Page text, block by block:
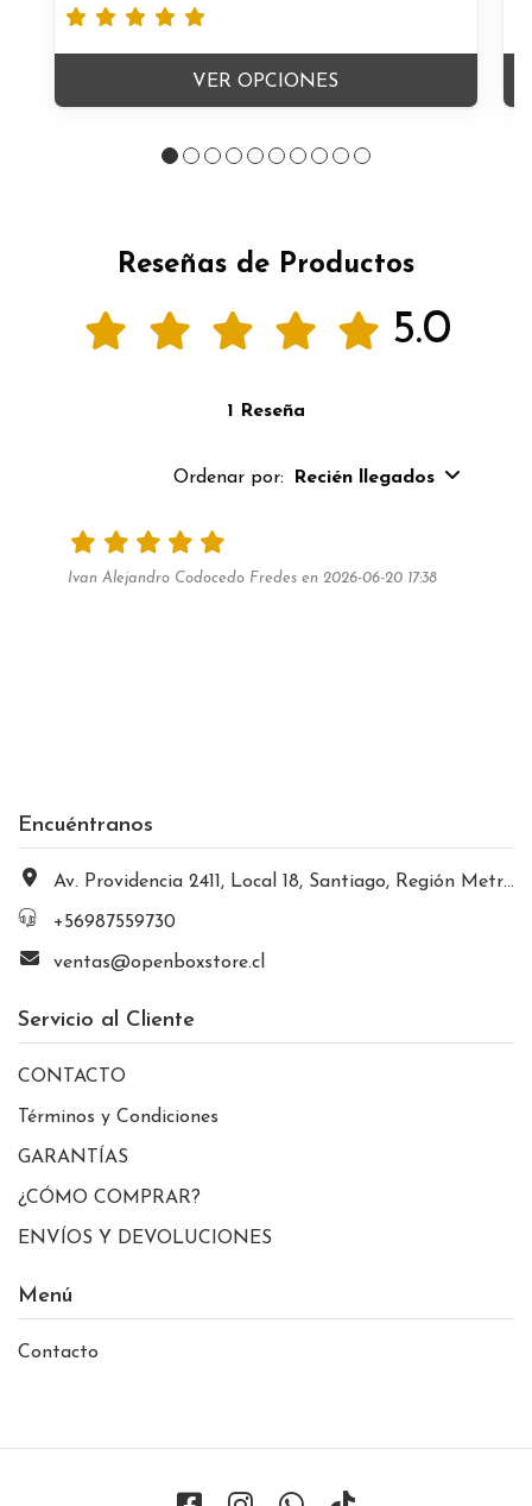
VER OPCIONES
Reseñas de Productos
5.0
1 Reseña
Ordenar por: Recién llegados
Ivan Alejandro Codocedo Fredes en 2026-06-20 17:38
Encuéntranos
Av. Providencia 2411, Local 18, Santiago, Región Metropolitana, Chile
+56987559730
ventas@openboxstore.cl
Servicio al Cliente
CONTACTO
Términos y Condiciones
GARANTÍAS
¿CÓMO COMPRAR?
ENVÍOS Y DEVOLUCIONES
Menú
Contacto